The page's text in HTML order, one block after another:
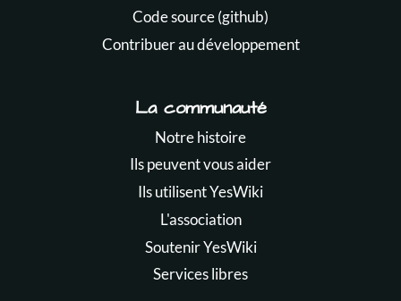
Code source (github)
Contribuer au développement
La communauté
Notre histoire
Ils peuvent vous aider
Ils utilisent YesWiki
L'association
Soutenir YesWiki
Services libres